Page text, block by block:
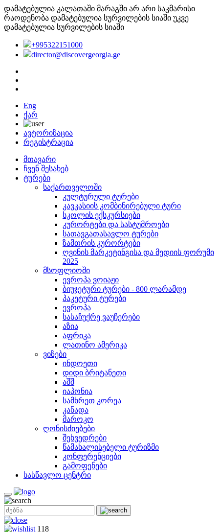
დამატებულია კალათაში მარაგში არ არი საკმარისი
რაოდენობა დამატებულია სურვილების სიაში უკვე
დამატებულია სურვილების სიაში
+995322151000
director@discovergeorgia.ge
Eng
ქარ
ავტორიზაცია
რეგისტრაცია
მთავარი
ჩვენ შესახებ
ტურები
საქართველოში
კულტურული ტურები
კავკასიის კომბინირებული ტური
სკოლის ექსკურსიები
კურორტები და სასტუმროები
სათავგათასავლო ტურები
ზამთრის კურორტები
ღვინის მარკეტინგისა და მედიის ფორუმი
2025
მსოფლიოში
ევროპა ვოიაჟი
ბიუჯეტური ტურები - 800 ლარამდე
პაკეტური ტურები
ევროპა
სასაჩუქრე ვაუჩერები
აზია
აფრიკა
ლათინო ამერიკა
ვიზები
ინდოეთი
დიდი ბრიტანეთი
აშშ
იაპონია
სამხრეთ კორეა
კანადა
მაროკო
ღონისძიებები
შეხვედრები
წამახალისებელი ტურიზმი
კონფერენციები
გამოფენები
სასწავლო ცენტრი
118